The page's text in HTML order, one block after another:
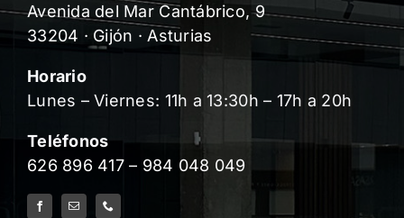
Avenida del Mar Cantábrico, 9
33204 · Gijón · Asturias
Horario
Lunes – Viernes: 11h a 13:30h – 17h a 20h
Teléfonos
626 896 417– 984 048 049